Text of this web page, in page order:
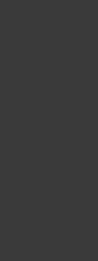
هناك سبب وجيه
الأصلي، فسوف
أو المهينة.
حياة المدني أو
لتوفير